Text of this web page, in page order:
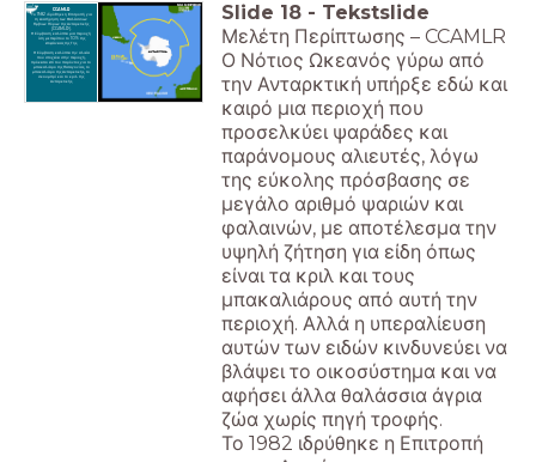
CCAMLR
Το 1982 ιδρύθηκε η Επιτροπή για
τη Διατήρηση των Θαλάσσιων
Έμβιων Πόρων της Ανταρκτικής
(CCAMLR).
Η Σύμβαση καλύπτει μια περιοχή
ίση με περίπου το 10% της
επιφάνειας της Γης.
Η Σύμβαση καλύπτει την αλιεία
που στοχεύει στην περιοχή,
πρόκειται επί του παρόντος για το
μπακαλιάρο της Παταγονίας, το
μπακαλιάρο της Ανταρκτικής, το
σκουμπρί και το κριλ της
Ανταρκτικής.
Slide 18 - Tekstslide
Μελέτη Περίπτωσης – CCAMLR
Ο Νότιος Ωκεανός γύρω από
την Ανταρκτική υπήρξε εδώ και
καιρό μια περιοχή που
προσελκύει ψαράδες και
παράνομους αλιευτές, λόγω
της εύκολης πρόσβασης σε
μεγάλο αριθμό ψαριών και
φαλαινών, με αποτέλεσμα την
υψηλή ζήτηση για είδη όπως
είναι τα κριλ και τους
μπακαλιάρους από αυτή την
περιοχή. Αλλά η υπεραλίευση
αυτών των ειδών κινδυνεύει να
βλάψει το οικοσύστημα και να
αφήσει άλλα θαλάσσια άγρια
ζώα χωρίς πηγή τροφής.
Το 1982 ιδρύθηκε η Επιτροπή